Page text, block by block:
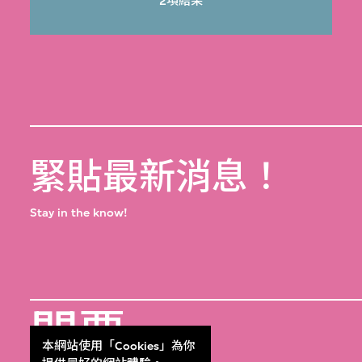
本網站使用「Cookies」為你
緊貼最新消息！
Stay in the know!
門票 Get Tickets